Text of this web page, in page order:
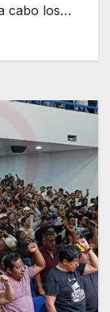
cabo los…